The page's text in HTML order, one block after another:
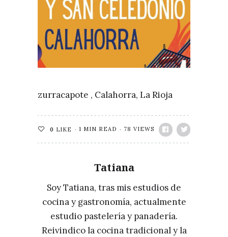
zurracapote , Calahorra, La Rioja
0 LIKE 1 MIN READ 78 VIEWS
Tatiana
Soy Tatiana, tras mis estudios de
cocina y gastronomía, actualmente
estudio pastelería y panadería.
Reivindico la cocina tradicional y la